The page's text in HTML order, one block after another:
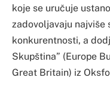
koje se uručuje
zadovoljavaju
konkurentnosti, a
Skupština” (Europe
Great Britain) iz